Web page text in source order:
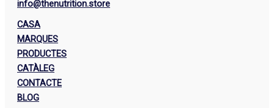
info@thenutrition.store
CASA
MARQUES
PRODUCTES
CATÀLEG
CONTACTE
BLOG